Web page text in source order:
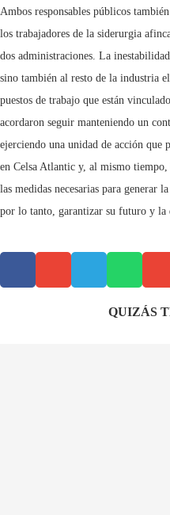
Ambos responsables públicos
los trabajadores de la siderurgia
dos administraciones. La
sino también al resto de la industria
puestos de trabajo que están
acordaron seguir manteniendo un
ejerciendo una unidad de acción que
en Celsa Atlantic y, al mismo
las medidas necesarias para generar
por lo tanto, garantizar su futuro y la
QUIZÁS